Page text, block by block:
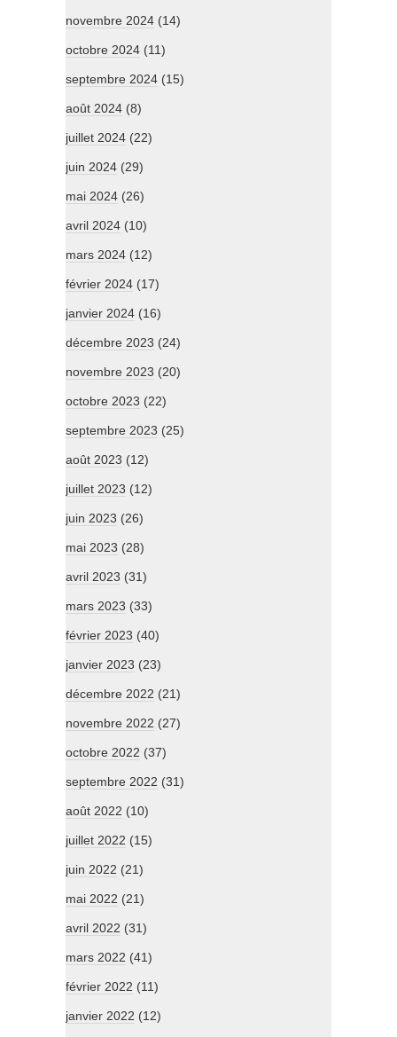
novembre 2024 (14)
octobre 2024 (11)
septembre 2024 (15)
août 2024 (8)
juillet 2024 (22)
juin 2024 (29)
mai 2024 (26)
avril 2024 (10)
mars 2024 (12)
février 2024 (17)
janvier 2024 (16)
décembre 2023 (24)
novembre 2023 (20)
octobre 2023 (22)
septembre 2023 (25)
août 2023 (12)
juillet 2023 (12)
juin 2023 (26)
mai 2023 (28)
avril 2023 (31)
mars 2023 (33)
février 2023 (40)
janvier 2023 (23)
décembre 2022 (21)
novembre 2022 (27)
octobre 2022 (37)
septembre 2022 (31)
août 2022 (10)
juillet 2022 (15)
juin 2022 (21)
mai 2022 (21)
avril 2022 (31)
mars 2022 (41)
février 2022 (11)
janvier 2022 (12)